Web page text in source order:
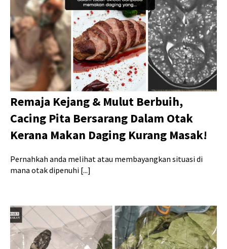
Remaja Kejang & Mulut Berbuih,
Cacing Pita Bersarang Dalam Otak
Kerana Makan Daging Kurang Masak!
Pernahkah anda melihat atau membayangkan situasi di
mana otak dipenuhi [...]